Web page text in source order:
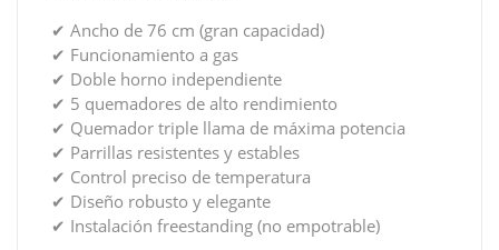
✔ Ancho de 76 cm (gran capacidad)
✔ Funcionamiento a gas
✔ Doble horno independiente
✔ 5 quemadores de alto rendimiento
✔ Quemador triple llama de máxima potencia
✔ Parrillas resistentes y estables
✔ Control preciso de temperatura
✔ Diseño robusto y elegante
✔ Instalación freestanding (no empotrable)